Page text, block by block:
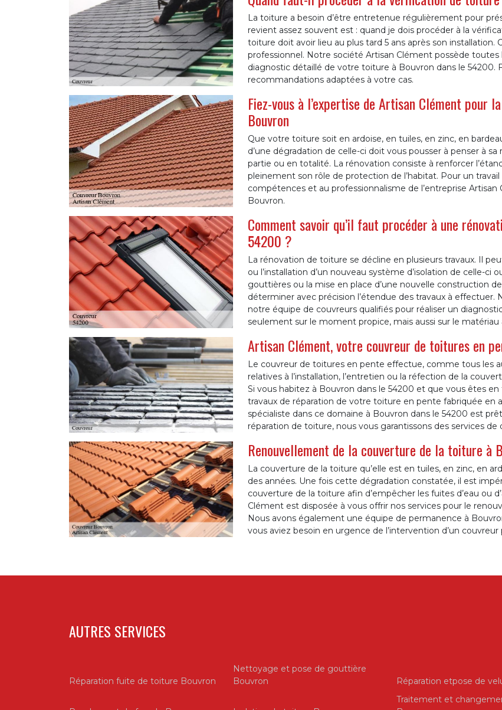
La toiture a besoin d’être entretenue régulièrement pour
revient assez souvent est : quand je dois procéder à la
toiture doit avoir lieu au plus tard 5 ans après son
professionnel. Notre société Artisan Clément possède
diagnostic détaillé de votre toiture à Bouvron dans le 54200.
recommandations adaptées à votre cas.
Fiez-vous à l’expertise de Artisan Clément
Bouvron
Que votre toiture soit en ardoise, en tuiles, en zinc, en
d’une dégradation de celle-ci doit vous pousser à penser à
partie ou en totalité. La rénovation consiste à renforcer
pleinement son rôle de protection de l’habitat. Pour un
compétences et au professionnalisme de l’entreprise
Bouvron.
Comment savoir qu’il faut procéder à une
54200 ?
La rénovation de toiture se décline en plusieurs travaux. Il
ou l’installation d’un nouveau système d’isolation de celle-ci
gouttières ou la mise en place d’une nouvelle construction
déterminer avec précision l’étendue des travaux à
notre équipe de couvreurs qualifiés pour réaliser un
seulement sur le moment propice, mais aussi sur le
Artisan Clément, votre couvreur de toitures en
Le couvreur de toitures en pente effectue, comme tous les
relatives à l’installation, l’entretien ou la réfection de la
Si vous habitez à Bouvron dans le 54200 et que vous êtes
travaux de réparation de votre toiture en pente fabriquée en
spécialiste dans ce domaine à Bouvron dans le 54200 est
réparation de toiture, nous vous garantissons des services de
Renouvellement de la couverture de la toiture à
La couverture de la toiture qu’elle est en tuiles, en zinc, en
des années. Une fois cette dégradation constatée, il est
couverture de la toiture afin d’empêcher les fuites d’eau ou
Clément est disposée à vous offrir nos services pour le
Nous avons également une équipe de permanence à
vous aviez besoin en urgence de l’intervention d’un couvreur
AUTRES SERVICES
Réparation fuite de toiture Bouvron
Nettoyage et pose de gouttière
Bouvron
Réparation etpose de
Traitement et